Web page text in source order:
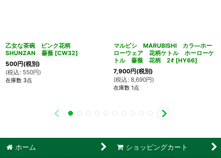
乙女な茶碗 ピンク花柄
SHUNZAN 薔薇 [CW32]
500円(税別)
(税込 : 550円)
在庫数 3点
マルビシ MARUBISHI カラ―ホー
ローウェア 花柄ケトル ホーローケ
トル 薔薇 花柄 2ℓ [HY66]
7,900円(税別)
(税込 : 8,690円)
在庫数 1点
ホーム ショッピングカート